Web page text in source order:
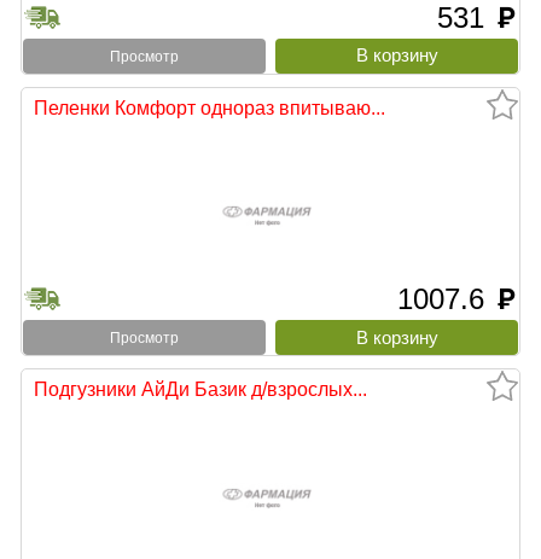
531 руб
Просмотр
Пеленки Комфорт однораз впитываю...
1007.6 руб
Просмотр
Подгузники АйДи Базик д/взрослых...